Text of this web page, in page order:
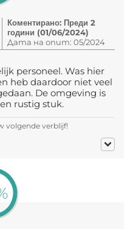
Коментирано: Преди 2
години (01/06/2024)
Дата на опит: 05/2024
personeel. Was hier
heb daardoor niet veel
De omgeving is
rustig stuk.
volgende verblijf!